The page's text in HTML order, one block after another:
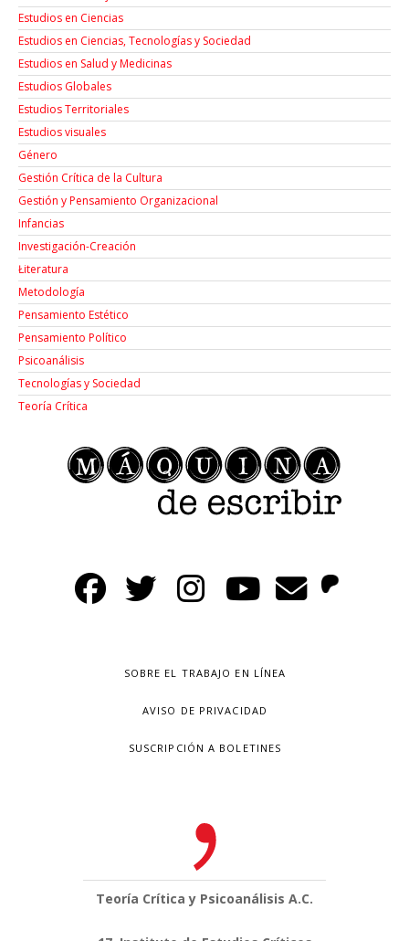
Estudios en Ciencias
Estudios en Ciencias, Tecnologías y Sociedad
Estudios en Salud y Medicinas
Estudios Globales
Estudios Territoriales
Estudios visuales
Género
Gestión Crítica de la Cultura
Gestión y Pensamiento Organizacional
Infancias
Investigación-Creación
Łiteratura
Metodología
Pensamiento Estético
Pensamiento Político
Psicoanálisis
Tecnologías y Sociedad
Teoría Crítica
SOBRE EL TRABAJO EN LÍNEA
AVISO DE PRIVACIDAD
SUSCRIPCIÓN A BOLETINES
Teoría Crítica y Psicoanálisis A.C.